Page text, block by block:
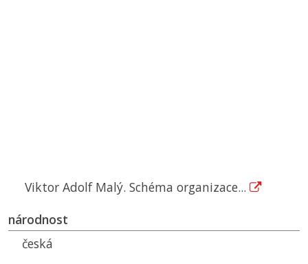
Viktor Adolf Malý. Schéma organizace...
národnost
česká